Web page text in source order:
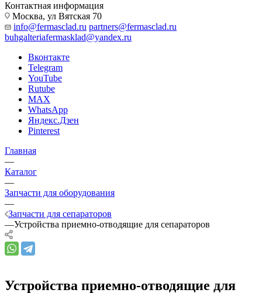
Контактная информация
Москва, ул Вятская 70
info@fermasclad.ru partners@fermasclad.ru
buhgalteriafermasklad@yandex.ru
Вконтакте
Telegram
YouTube
Rutube
MAX
WhatsApp
Яндекс.Дзен
Pinterest
Главная
—
Каталог
—
Запчасти для оборудования
—
Запчасти для сепараторов
—Устройства приемно-отводящие для сепараторов
Устройства приемно-отводящие для